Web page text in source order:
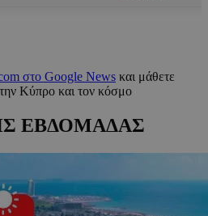
στο Google News και μάθετε
την Κύπρο και τον κόσμο
ΕΒΔΟΜΑΔΑΣ